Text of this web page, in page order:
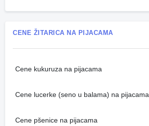
CENE ŽITARICA NA PIJACAMA
Cene kukuruza na pijacama
Cene lucerke (seno u balama) na pijacama
Cene pšenice na pijacama